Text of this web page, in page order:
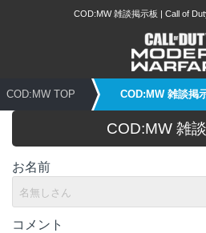
COD:MW 雑談掲示板 | Call of
COD:MW TOP COD:MW 雑談掲
COD:MW 雑
お名前
コメント